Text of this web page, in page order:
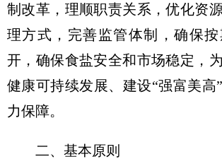
制改革，理顺职责关系，优化资
理方式，完善监管体制，确保
开，确保食盐安全和市场稳定，
健康可持续发展、建设“强富美高
力保障。
二、基本原则